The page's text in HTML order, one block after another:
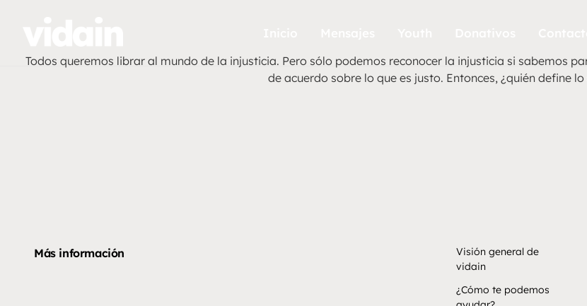
Todos queremos librar al mundo de la injusticia. Pero sólo podemos reconocer la injusticia si sabemos
de acuerdo sobre lo que es justo. Entonces, ¿quién define
Más información
Visión general de
vidain
¿Cómo te podemos